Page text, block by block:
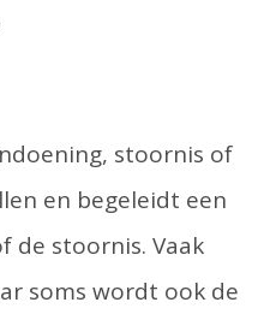
stoornis of
en begeleidt een
de stoornis. Vaak
soms wordt ook de